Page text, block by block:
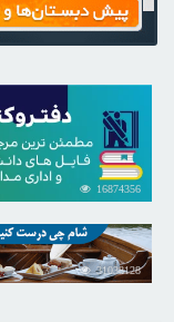
16874356
31038128